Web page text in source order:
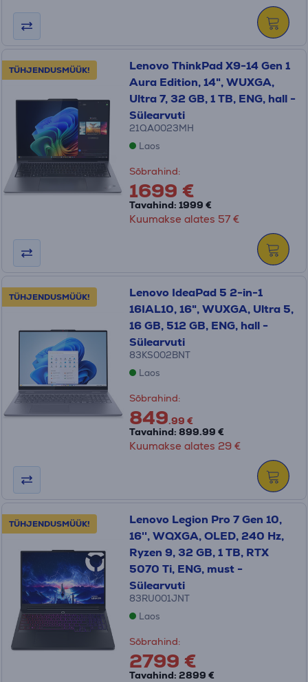
TÜHJENDUSMÜÜK!
Lenovo ThinkPad X9-14 Gen 1
Aura Edition, 14", WUXGA,
Ultra 7, 32 GB, 1 TB, ENG, hall -
Sülearvuti
21QA0023MH
Laos
Sõbrahind:
1699 €
Tavahind: 1999 €
Kuumakse alates 57 €
TÜHJENDUSMÜÜK!
Lenovo IdeaPad 5 2-in-1
16IAL10, 16", WUXGA, Ultra 5,
16 GB, 512 GB, ENG, hall -
Sülearvuti
83KS002BNT
Laos
Sõbrahind:
849.99 €
Tavahind: 899.99 €
Kuumakse alates 29 €
TÜHJENDUSMÜÜK!
Lenovo Legion Pro 7 Gen 10,
16'', WQXGA, OLED, 240 Hz,
Ryzen 9, 32 GB, 1 TB, RTX
5070 Ti, ENG, must -
Sülearvuti
83RU001JNT
Laos
Sõbrahind:
2799 €
Tavahind: 2899 €